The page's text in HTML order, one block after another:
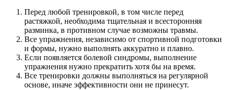
Перед любой тренировкой, в том числе перед
растяжкой, необходима тщательная и всесторонняя
разминка, в противном случае возможны травмы.
Все упражнения, независимо от спортивной подготовки
и формы, нужно выполнять аккуратно и плавно.
Если появляется болевой синдромы, выполнение
упражнения нужно прекратить хотя бы на время.
Все тренировки должны выполняться на регулярной
основе, иначе эффективности они не принесут.